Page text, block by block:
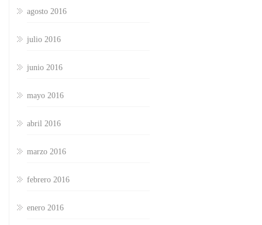
agosto 2016
julio 2016
junio 2016
mayo 2016
abril 2016
marzo 2016
febrero 2016
enero 2016